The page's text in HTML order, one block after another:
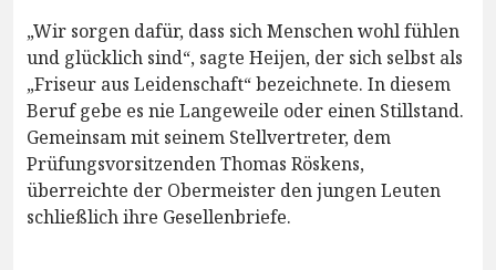
„Wir sorgen dafür, dass sich Menschen wohl fühlen
und glücklich sind“, sagte Heijen, der sich selbst als
„Friseur aus Leidenschaft“ bezeichnete. In diesem
Beruf gebe es nie Langeweile oder einen Stillstand.
Gemeinsam mit seinem Stellvertreter, dem
Prüfungsvorsitzenden Thomas Röskens,
überreichte der Obermeister den jungen Leuten
schließlich ihre Gesellenbriefe.